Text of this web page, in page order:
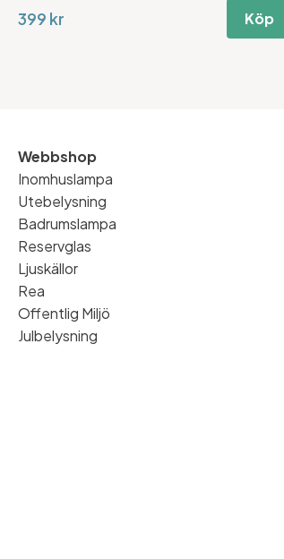
399 kr Köp
Webbshop
Inomhuslampa
Utebelysning
Badrumslampa
Reservglas
Ljuskällor
Rea
Offentlig Miljö
Julbelysning